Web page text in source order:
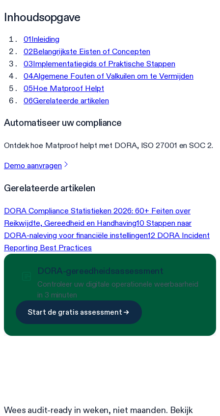
Inhoudsopgave
01Inleiding
02Belangrijkste Eisten of Concepten
03Implementatiegids of Praktische Stappen
04Algemene Fouten of Valkuilen om te Vermijden
05Hoe Matproof Helpt
06Gerelateerde artikelen
Automatiseer uw compliance
Ontdek hoe Matproof helpt met DORA, ISO 27001 en SOC 2.
Demo aanvragen
Gerelateerde artikelen
DORA Compliance Statistieken 2026: 60+ Feiten over
Reikwijdte, Gereedheid en Handhaving10 Stappen naar
DORA-naleving voor financiële instellingen12 DORA Incident
Reporting Best Practices
DORA-gereedheidsassessment
Controleer uw digitale operationele weerbaarheid
in 3 minuten
Start de gratis assessment
Wees audit-ready in weken, niet maanden. Bekijk